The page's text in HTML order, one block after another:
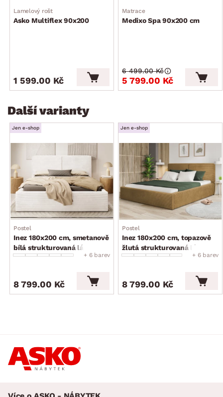
Lamelový rošt
Asko Multiflex 90x200
1 599.00 Kč
Matrace
Medixo Spa 90x200 cm
5 799.00 Kč
6 499.00 Kč
Další varianty
Jen e-shop
Postel
Inez 180x200 cm, smetanově
bílá strukturovaná látka
+ 6 barev
8 799.00 Kč
Jen e-shop
Postel
Inez 180x200 cm, topazově
žlutá strukturovaná látka
+ 6 barev
8 799.00 Kč